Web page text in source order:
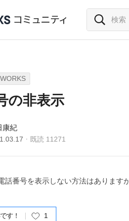
の非表示
康紀
既読 11271
話番号を表示しない方法はあります
す！ 1